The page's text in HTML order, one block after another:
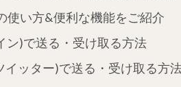
使い方&便利な機能をご紹介
ン)で送る・受け取る方法
ッター)で送る・受け取る方